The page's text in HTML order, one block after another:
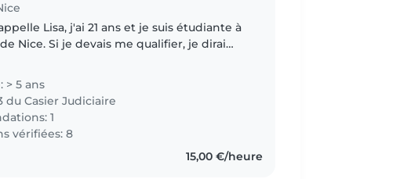
Lisa, j'ai 21 ans et je suis étudiante à
qualifier, je dirai
> 5 ans
du Casier Judiciaire
1
vérifiées: 8
15,00 €/heure